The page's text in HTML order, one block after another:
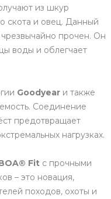
из шкур
скота и овец. Данный
прочен. Он
воды и облегчает
Goodyear и также
Соединение
предотвращает
нагрузках.
Fit с прочными
– это новация,
походов, охоты и